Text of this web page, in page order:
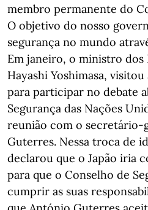
membro permanente do
O objetivo do nosso
segurança no mundo
Em janeiro, o ministro dos
Hayashi Yoshimasa,
para participar no debate
Segurança das Nações
reunião com o secretário-
Guterres. Nessa troca de
declarou que o Japão iria
para que o Conselho de
cumprir as suas